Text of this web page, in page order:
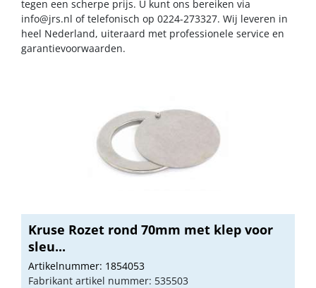
tegen een scherpe prijs. U kunt ons bereiken via
info@jrs.nl of telefonisch op 0224-273327. Wij leveren in
heel Nederland, uiteraard met professionele service en
garantievoorwaarden.
Kruse Rozet rond 70mm met klep voor
sleu...
Artikelnummer: 1854053
Fabrikant artikel nummer: 535503